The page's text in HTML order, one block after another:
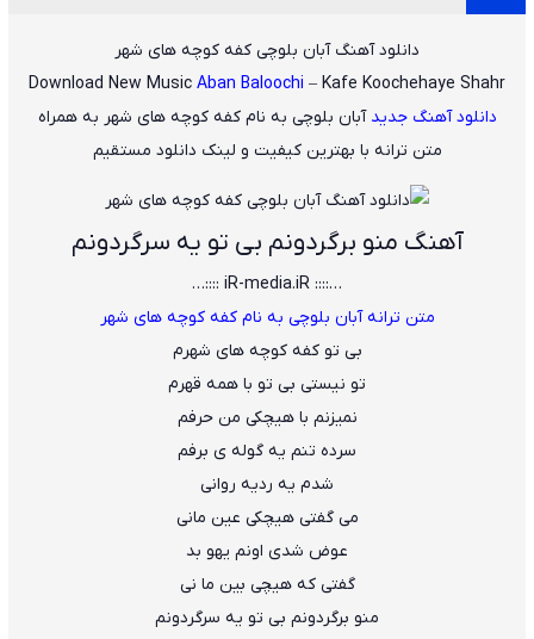
دانلود آهنگ آبان بلوچی کفه کوچه های شهر
Download New Music Aban Baloochi – Kafe Koochehaye Shahr
دانلود آهنگ جدید آبان بلوچی به نامکفه کوچه های شهر به همراه
متن ترانه با بهترین کیفیت و لینک دانلود مستقیم
آهنگ منو برگردونم بی تو یه سرگردونم
…:::: iR-media.iR ::::…
متن ترانه آبان بلوچی به نام کفه کوچه های شهر
بی تو کفه کوچه های شهرم
تو نیستی بی تو با همه قهرم
نمیزنم با هیچکی من حرفم
سرده تنم یه گوله ی برفم
شدم یه ردیه روانی
می گفتی هیچکی عین مانی
عوض شدی اونم یهو بد
گفتی که هیچی بین ما نی
منو برگردونم بی تو یه سرگردونم